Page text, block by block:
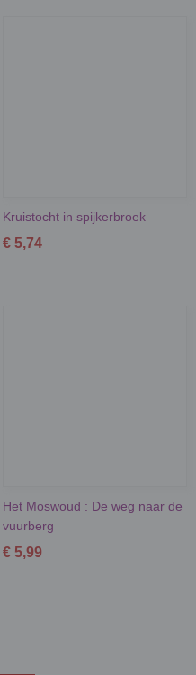
Kruistocht in spijkerbroek
€ 5,74
Het Moswoud : De weg naar de
vuurberg
€ 5,99